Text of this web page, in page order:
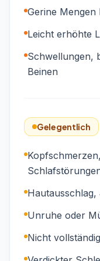
Gerine Mengen
Leicht erhöhte
Schwellungen,
Beinen
Gelegentlich
Unruhe oder
Nicht